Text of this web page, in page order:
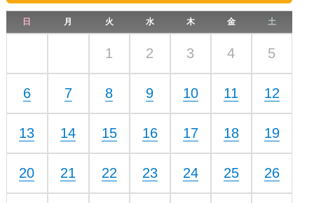
日 月 火 水 木 金 土
1 2 3 4 5
6 7 8 9 10 11 12
13 14 15 16 17 18 19
20 21 22 23 24 25 26